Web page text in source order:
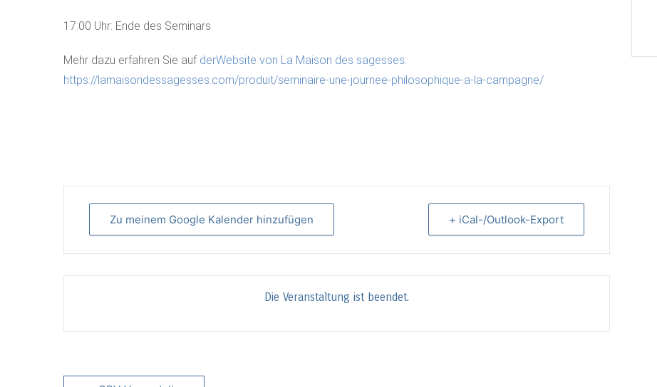
17:00 Uhr: Ende des Seminars
Mehr dazu erfahren Sie auf derWebsite von La Maison des sagesses:
https://lamaisondessagesses.com/produit/seminaire-une-journee-philosophique-a-la-campagne/
Zu meinem Google Kalender hinzufügen + iCal-/Outlook-Export
Die Veranstaltung ist beendet.